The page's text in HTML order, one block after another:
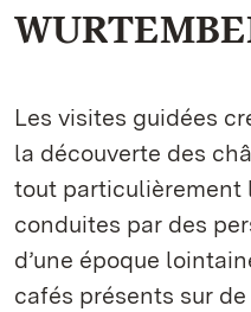
Les visites guidées
la découverte des
tout particulièrement
conduites par des
d’une époque
cafés présents sur